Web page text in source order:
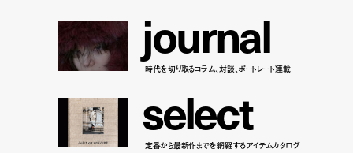
journal
時代を切り取るコラム、対談、ポートレート連載
select
定番から最新作までを網羅するアイテムカタログ